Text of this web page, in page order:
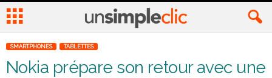
SMARTPHONES TABLETTES
Nokia prépare son retour avec une